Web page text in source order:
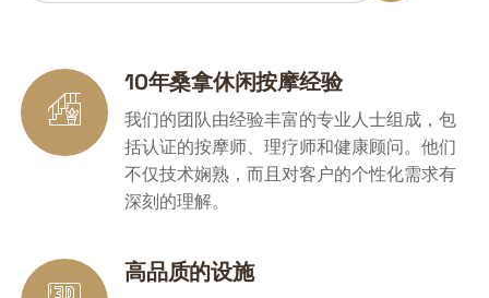
10年桑拿休闲按摩经验
我们的团队由经验丰富的专业人士组成，包
括认证的按摩师、理疗师和健康顾问。他们
不仅技术娴熟，而且对客户的个性化需求有
深刻的理解。
高品质的设施